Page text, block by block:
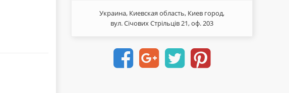
Украина, Киевская область, Киев город,
вул. Січових Стрільців 21, оф. 203